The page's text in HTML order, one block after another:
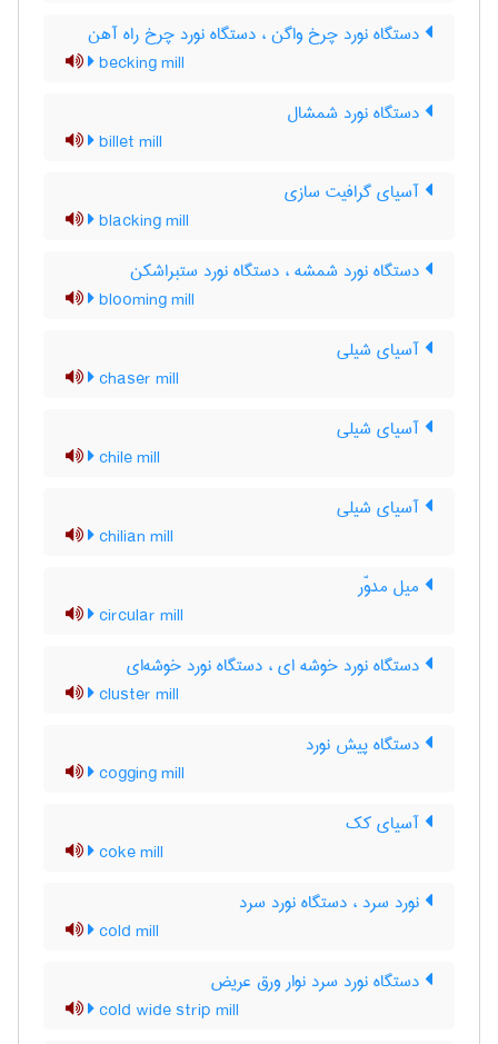
دستگاه نورد چرخ واگن ، دستگاه نورد چرخ راه آهن
becking mill
دستگاه نورد شمشال
billet mill
آسیای گرافیت سازی
blacking mill
دستگاه نورد شمشه ، دستگاه نورد ستبراشکن
blooming mill
آسیای شیلی
chaser mill
آسیای شیلی
chile mill
آسیای شیلی
chilian mill
میل مدوّر
circular mill
دستگاه نورد خوشه ای ، دستگاه نورد خوشه‌ای
cluster mill
دستگاه پیش نورد
cogging mill
آسیای کک
coke mill
نورد سرد ، دستگاه نورد سرد
cold mill
دستگاه نورد سرد نوار ورق عریض
cold wide strip mill